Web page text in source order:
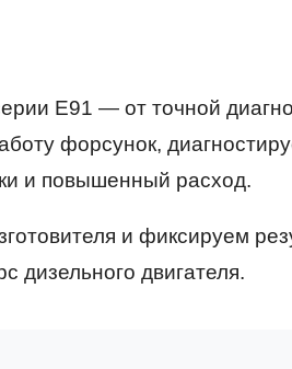
E91 — от точной
форсунок,
и повышенный расход.
и фиксируем
дизельного двигателя.